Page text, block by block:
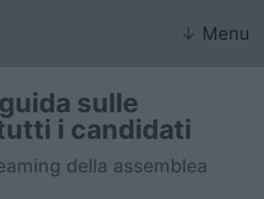
↓ Menu
sulle
i candidati
della assemblea